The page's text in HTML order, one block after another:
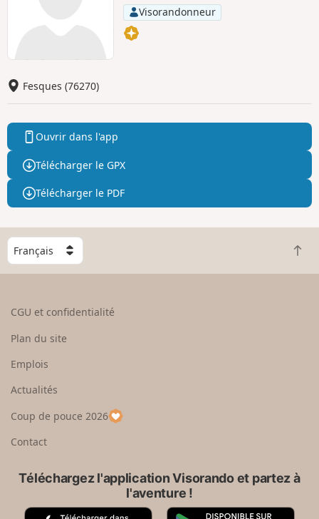
Visorandonneur
Fesques (76270)
Ouvrir dans l'app
Télécharger le GPX
Télécharger le PDF
C
h
o
e
u
p
a
R
e
CGU et confidentialité
Plan du site
Emplois
Actualités
Coup de pouce 2026
Contact
Téléchargez l'application Visorando et partez à
l'aventure !
A G